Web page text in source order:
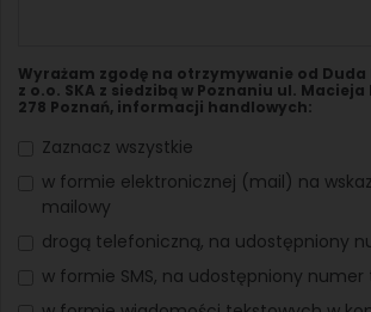
Wyrażam zgodę na otrzymywanie od Duda
z o.o. SKA z siedzibą w Poznaniu ul. Macieja
278 Poznań, informacji handlowych:
Zaznacz wszystkie
w formie elektronicznej (mail) na
mailowy
drogą telefoniczną, na udostępniony
w formie SMS, na udostępniony